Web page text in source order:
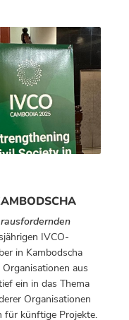
IVCO-
in Kambodscha
aus
ein in das Thema
Organisationen
für künftige Projekte.